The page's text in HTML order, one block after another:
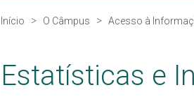
Início O Câmpus Acesso à
Estatísticas e